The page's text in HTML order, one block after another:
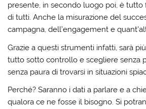
presente, in secondo luogo poi, è tutto
di tutti. Anche la misurazione del
campagna, dell’engagement e
Grazie a questi strumenti infatti, sarà
tutto sotto controllo e scegliere senza
senza paura di trovarsi in situazioni
Perché? Saranno i dati a parlare e a
qualora ce ne fosse il bisogno. Si